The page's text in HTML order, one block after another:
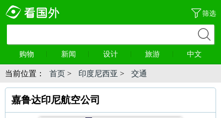
筛选
购物 新闻 设计 旅游 中文
当前位置： 首页 > 印度尼西亚 > 交通
嘉鲁达印尼航空公司